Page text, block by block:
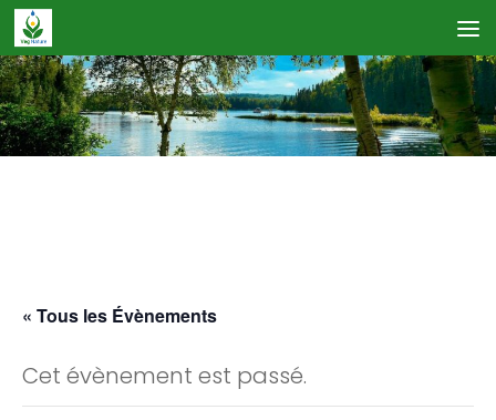
Skip to content
« Tous les Évènements
Cet évènement est passé.